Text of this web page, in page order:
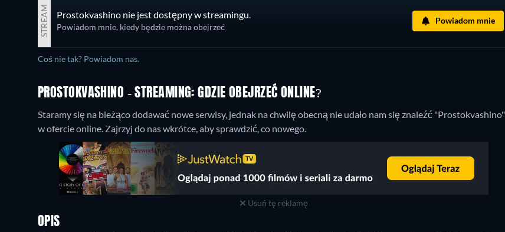
STREAM Prostokvashino nie jest dostępny w streamingu.
Powiadom mnie, kiedy będzie można obejrzeć
Powiadom mnie
Coś nie tak? Powiadom nas.
PROSTOKVASHINO - STREAMING: GDZIE OBEJRZEĆ ONLINE?
Staramy się na bieżąco dodawać nowe serwisy, jednak na chwilę obecną nie udało nam się znaleźć "Prostokvashino"
w ofercie online. Zajrzyj do nas wkrótce, aby sprawdzić, co nowego.
Usuń tę reklamę
OPIS